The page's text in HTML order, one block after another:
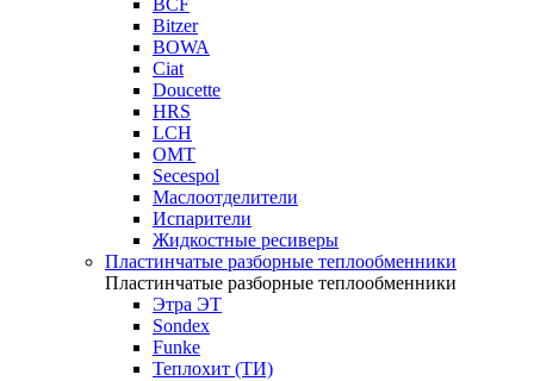
BCF
Bitzer
BOWA
Ciat
Doucette
HRS
LCH
OMT
Secespol
Маслоотделители
Испарители
Жидкостные ресиверы
Пластинчатые разборные теплообменники
Пластинчатые разборные теплообменники
Этра ЭТ
Sondex
Funke
Теплохит (ТИ)